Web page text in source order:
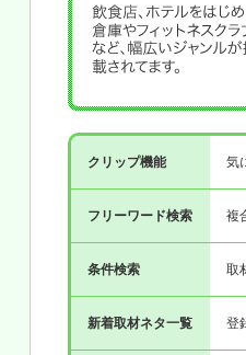
クリップ機能 気
フリーワード検索 複
条件検索 取
新着取材ネタ一覧 登